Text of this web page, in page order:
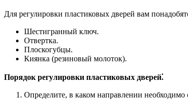
Для регулировки пластиковых дверей вам
Шестигранный ключ.
Отвертка.
Плоскогубцы.
Киянка (резиновый молоток).
Порядок регулировки пластиковых дверей⁚
Определите, в каком направлении необходимо